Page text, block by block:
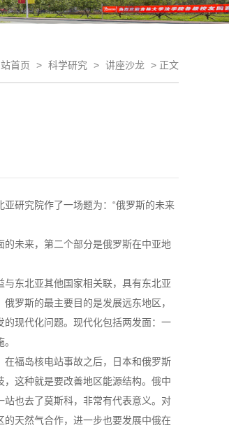
首页 > 科学研究 > 讲座沙龙 > 正文
研究院作了一场题为：“俄罗斯的未来
未来，第二个部分是俄罗斯在中亚地
东北亚其他国家相关联，具有东北亚
罗斯的最主要目的是发展远东地区，
现代化问题。现代化包括两发面：一
福岛核电站事故之后，日本和俄罗斯
这种就是要改善地区能源结构。俄中
也去了莫斯科，非常有代表意义。对
天然气合作，进一步也要发展中俄在